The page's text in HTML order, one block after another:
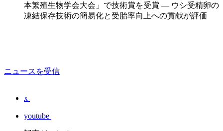
本繁殖生物学会大会」で技術賞を受賞 — ウシ受精卵の
凍結保存技術の簡易化と受胎率向上への貢献が評価
ニュースを受信
x
youtube